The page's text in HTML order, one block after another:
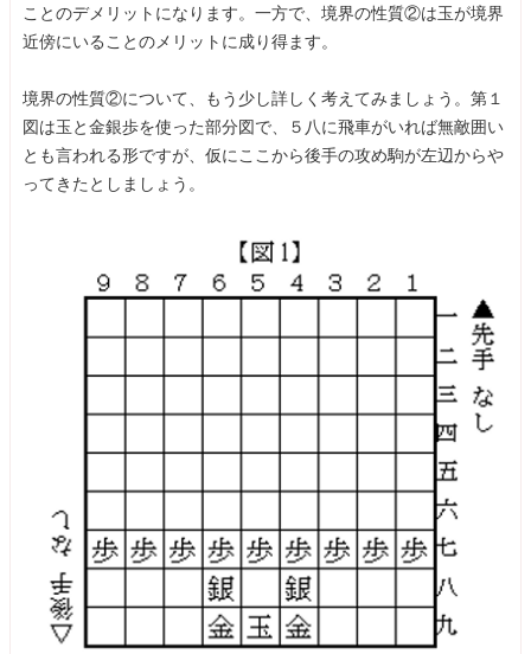
ことのデメリットになります。一方で、境界の性質②は玉が境界
近傍にいることのメリットに成り得ます。
境界の性質②について、もう少し詳しく考えてみましょう。第１
図は玉と金銀歩を使った部分図で、５八に飛車がいれば無敵囲い
とも言われる形ですが、仮にここから後手の攻め駒が左辺からや
ってきたとしましょう。